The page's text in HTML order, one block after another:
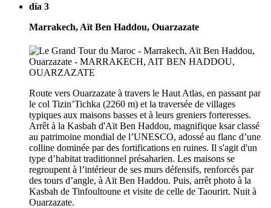
día 3
Marrakech, Aït Ben Haddou, Ouarzazate
Route vers Ouarzazate à travers le Haut Atlas, en passant par
le col Tizin’Tichka (2260 m) et la traversée de villages
typiques aux maisons basses et à leurs greniers forteresses.
Arrêt à la Kasbah d'Aït Ben Haddou, magnifique ksar classé
au patrimoine mondial de l’UNESCO, adossé au flanc d’une
colline dominée par des fortifications en ruines. Il s'agit d'un
type d’habitat traditionnel présaharien. Les maisons se
regroupent à l’intérieur de ses murs défensifs, renforcés par
des tours d’angle, à Aït Ben Haddou. Puis, arrêt photo à la
Kasbah de Tinfoultoune et visite de celle de Taourirt. Nuit à
Ouarzazate.